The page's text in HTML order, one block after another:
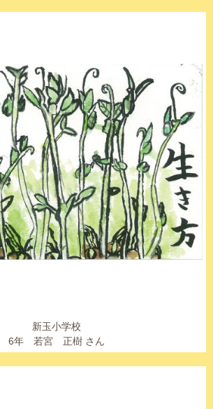
新玉小学校
6年 若宮 正樹 さん